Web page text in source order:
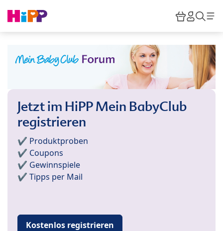
HiPP
Jetzt im HiPP Mein BabyClub
registrieren
✔️ Produktproben
✔️ Coupons
✔️ Gewinnspiele
✔️ Tipps per Mail
Kostenlos registrieren